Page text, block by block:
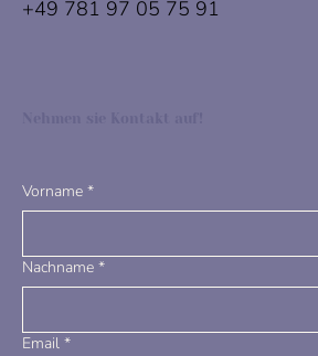
+49 781 97 05 75 91
Vorname *
Nachname *
Email *